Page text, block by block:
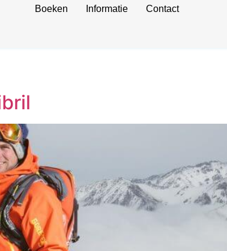
Boeken Informatie Contact